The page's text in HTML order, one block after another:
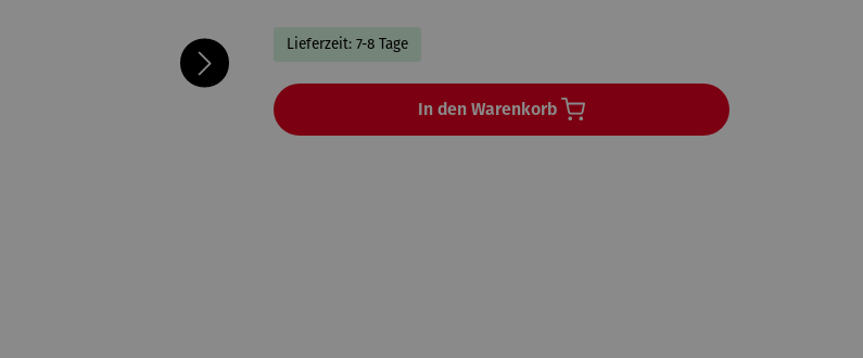
Lieferzeit: 7-8 Tage
In den Warenkorb